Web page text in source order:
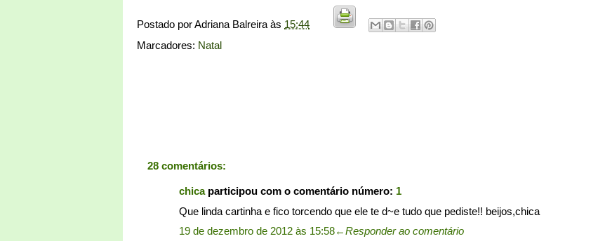
Postado porAdriana Balreira às 15:44
Marcadores: Natal
28 comentários:
chicaparticipou com o comentário número: 1
Que linda cartinha e fico torcendo que ele te d~e tudo que pediste!! beijos,chica
19 de dezembro de 2012 às 15:58←Responder ao comentário